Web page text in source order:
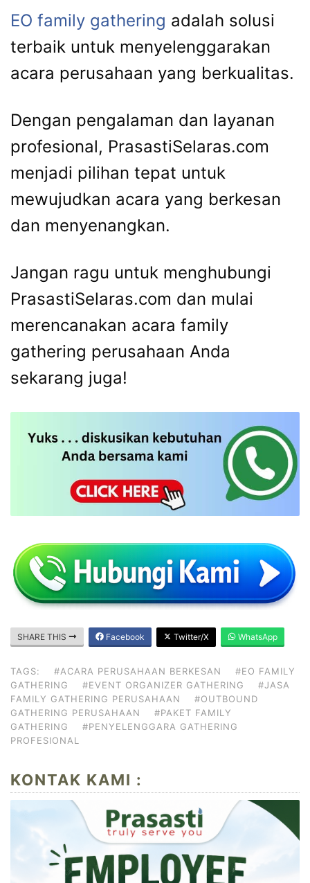
EO family gathering adalah solusi
terbaik untuk menyelenggarakan
acara perusahaan yang berkualitas.
Dengan pengalaman dan layanan
profesional, PrasastiSelaras.com
menjadi pilihan tepat untuk
mewujudkan acara yang berkesan
dan menyenangkan.
Jangan ragu untuk menghubungi
PrasastiSelaras.com dan mulai
merencanakan acara family
gathering perusahaan Anda
sekarang juga!
SHARE THIS Facebook Twitter/X WhatsApp
TAGS: #ACARA PERUSAHAAN BERKESAN
#EO FAMILY
GATHERING
#EVENT ORGANIZER GATHERING
#JASA
FAMILY GATHERING PERUSAHAAN
#OUTBOUND
GATHERING PERUSAHAAN
#PAKET FAMILY
GATHERING
#PENYELENGGARA GATHERING
PROFESIONAL
KONTAK KAMI :